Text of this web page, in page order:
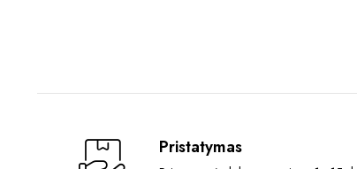
Pristatymas